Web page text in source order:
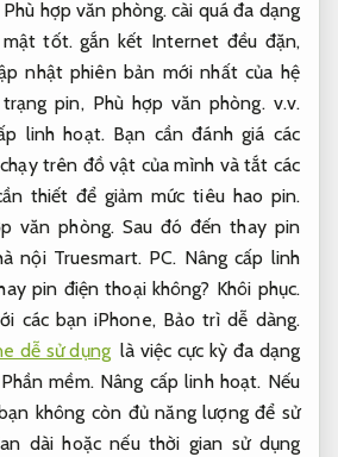
Phù hợp văn phòng. cài quá đa dạng
mật tốt. gắn kết Internet đều đặn,
nhật phiên bản mới nhất của hệ
pin, Phù hợp văn phòng. v.v.
linh hoạt. Bạn cần đánh giá các
trên đồ vật của mình và tắt các
thiết để giảm mức tiêu hao pin.
văn phòng. Sau đó đến thay pin
nội Truesmart. PC. Nâng cấp linh
pin điện thoại không? Khôi phục.
các bạn iPhone, Bảo trì dễ dàng.
dễ sử dụng là việc cực kỳ đa dạng
Phần mềm. Nâng cấp linh hoạt. Nếu
không còn đủ năng lượng để sử
dài hoặc nếu thời gian sử dụng